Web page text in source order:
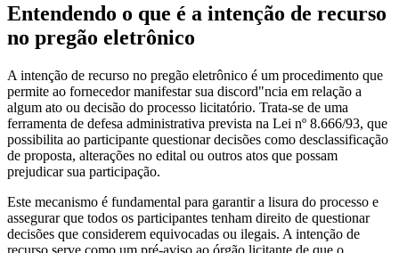
Entendendo o que é a intenção de recurso
no pregão eletrônico
A intenção de recurso no pregão eletrônico é um procedimento que
permite ao fornecedor manifestar sua discord"ncia em relação a
algum ato ou decisão do processo licitatório. Trata-se de uma
ferramenta de defesa administrativa prevista na Lei nº 8.666/93, que
possibilita ao participante questionar decisões como desclassificação
de proposta, alterações no edital ou outros atos que possam
prejudicar sua participação.
Este mecanismo é fundamental para garantir a lisura do processo e
assegurar que todos os participantes tenham direito de questionar
decisões que considerem equivocadas ou ilegais. A intenção de
recurso serve como um pré-aviso ao órgão licitante de que o